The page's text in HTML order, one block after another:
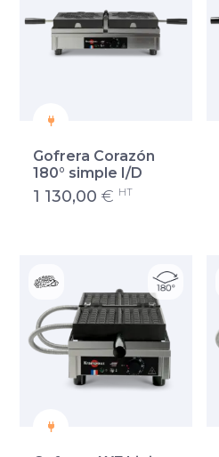
Gofrera Corazón
180° simple I/D
1 130,00 € HT